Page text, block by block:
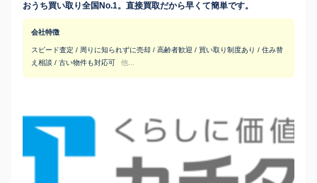
おうち買い取り全国No.1。直接買取だから早くて簡単です。
会社特徴
スピード査定 / 周りに知られずに売却 / 高齢者歓迎 / 買い取り制度あり / 住み替
え相談 / 古い物件も対応可
他...